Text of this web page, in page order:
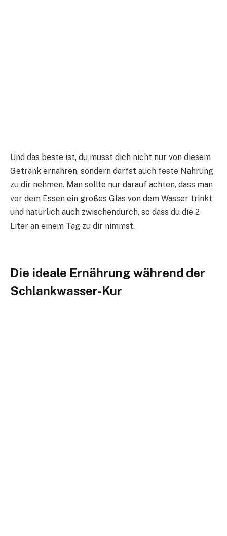
Und das beste ist, du musst dich nicht nur von diesem
Getränk ernähren, sondern darfst auch feste Nahrung
zu dir nehmen. Man sollte nur darauf achten, dass man
vor dem Essen ein großes Glas von dem Wasser trinkt
und natürlich auch zwischendurch, so dass du die 2
Liter an einem Tag zu dir nimmst.
Die ideale Ernährung während der
Schlankwasser-Kur